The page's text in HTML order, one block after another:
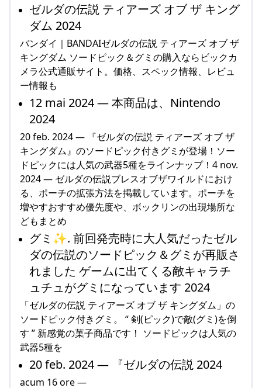
ゼルダの伝説 ティアーズ オブ ザ キング
ダム 2024
バンダイ｜BANDAIゼルダの伝説 ティアーズ オブ ザ
キングダム ソードピック＆グミの購入ならビックカ
メラ公式通販サイト。価格、スペック情報、レビュ
ー情報も
12 mai 2024 — 本商品は、Nintendo
2024
20 feb. 2024 — 『ゼルダの伝説 ティアーズ オブ ザ
キングダム』のソードピック付きグミが登場！ソー
ドピックには人気の武器5種をラインナップ！4 nov.
2024 — ゼルダの伝説ブレスオブザワイルドにおけ
る、ポーチの拡張方法を掲載しています。ポーチを
増やすおすすめ優先度や、ボックリンの出現場所な
どもまとめ
グミ✨. 前回発売時に大人気だったゼル
ダの伝説のソードピック＆グミが再販さ
れました ゲームに出てくる敵キャラチ
ュチュがグミになっています 2024
「ゼルダの伝説 ティアーズ オブ ザ キングダム」の
ソードピック付きグミ。 “ 剣(ピック)で敵(グミ)を倒
す ” 新感覚の菓子商品です！ ソードピックは人気の
武器5種を
20 feb. 2024 — 『ゼルダの伝説 2024
acum 16 ore —